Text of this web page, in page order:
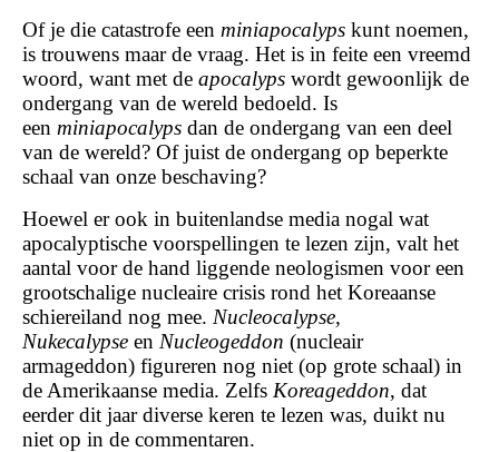
Of je die catastrofe een miniapocalyps kunt noemen,
is trouwens maar de vraag. Het is in feite een vreemd
woord, want met de apocalyps wordt gewoonlijk de
ondergang van de wereld bedoeld. Is
een miniapocalyps dan de ondergang van een deel
van de wereld? Of juist de ondergang op beperkte
schaal van onze beschaving?
Hoewel er ook in buitenlandse media nogal wat
apocalyptische voorspellingen te lezen zijn, valt het
aantal voor de hand liggende neologismen voor een
grootschalige nucleaire crisis rond het Koreaanse
schiereiland nog mee. Nucleocalypse,
Nukecalypse en Nucleogeddon (nucleair
armageddon) figureren nog niet (op grote schaal) in
de Amerikaanse media. Zelfs Koreageddon, dat
eerder dit jaar diverse keren te lezen was, duikt nu
niet op in de commentaren.